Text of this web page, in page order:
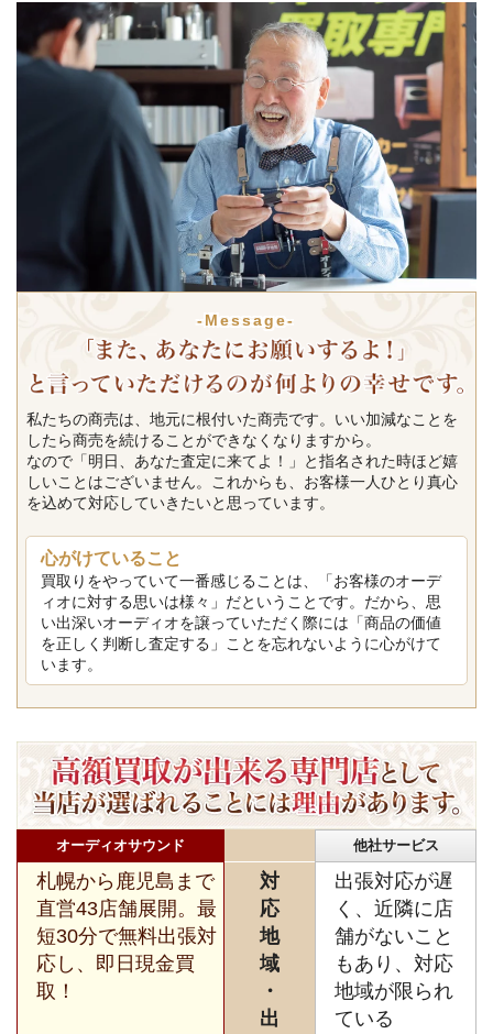
-Message-
私たちの商売は、地元に根付いた商売です。いい加減なことを
したら商売を続けることができなくなりますから。
なので「明日、あなた査定に来てよ！」と指名された時ほど嬉
しいことはございません。これからも、お客様一人ひとり真心
を込めて対応していきたいと思っています。
心がけていること
買取りをやっていて一番感じることは、「お客様のオーデ
ィオに対する思いは様々」だということです。だから、思
い出深いオーディオを譲っていただく際には「商品の価値
を正しく判断し査定する」ことを忘れないように心がけて
います。
オーディオサウンド 他社サービス
札幌から鹿児島まで
直営43店舗展開。最
短30分で無料出張対
応し、即日現金買
取！
対
応
地
域
・
出
出張対応が遅
く、近隣に店
舗がないこと
もあり、対応
地域が限られ
ている